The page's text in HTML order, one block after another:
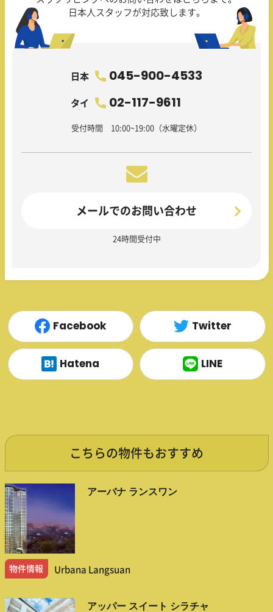
日本人スタッフが対応致します。
日本 045-900-4533
タイ 02-117-9611
受付時間 10:00~19:00（水曜定休）
メールでのお問い合わせ
24時間受付中
Facebook Twitter
Hatena LINE
こちらの物件もおすすめ
アーバナ ランスワン
物件情報 Urbana Langsuan
アッパー スイート シラチャ